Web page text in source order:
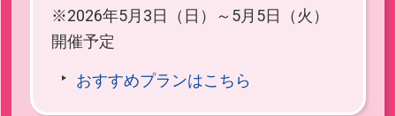
※2026年5月3日（日）～5月5日（火）
開催予定
おすすめプランはこちら